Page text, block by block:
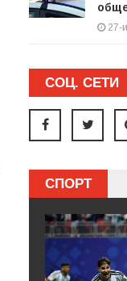
27-
СОЦ. СЕТИ
СПОРТ